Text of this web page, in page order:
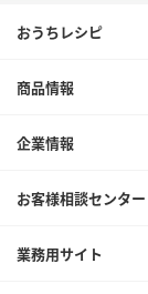
おうちレシピ
商品情報
企業情報
お客様相談センター
業務用サイト